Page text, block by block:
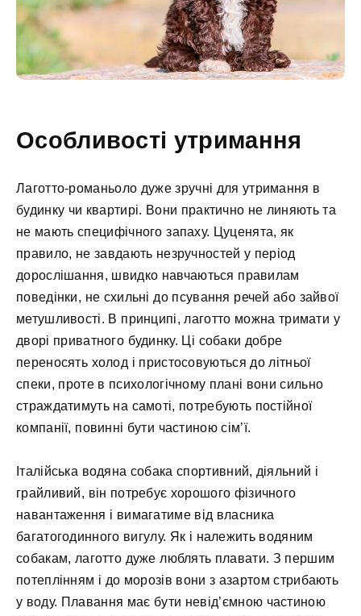
Особливості утримання
Лаготто-романьоло дуже зручні для утримання в
будинку чи квартирі. Вони практично не линяють та
не мають специфічного запаху. Цуценята, як
правило, не завдають незручностей у період
дорослішання, швидко навчаються правилам
поведінки, не схильні до псування речей або зайвої
метушливості. В принципі, лаготто можна тримати у
дворі приватного будинку. Ці собаки добре
переносять холод і пристосовуються до літньої
спеки, проте в психологічному плані вони сильно
страждатимуть на самоті, потребують постійної
компанії, повинні бути частиною сім’ї.
Італійська водяна собака спортивний, діяльний і
грайливий, він потребує хорошого фізичного
навантаження і вимагатиме від власника
багатогодинного вигулу. Як і належить водяним
собакам, лаготто дуже люблять плавати. З першим
потеплінням і до морозів вони з азартом стрибають
у воду. Плавання має бути невід’ємною частиною